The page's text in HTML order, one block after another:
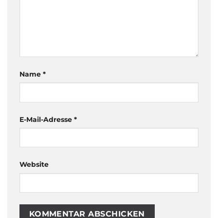
Name *
E-Mail-Adresse *
Website